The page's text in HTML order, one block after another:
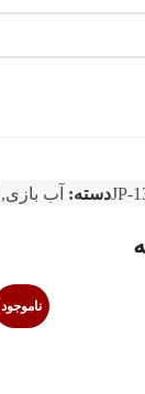
JP-دسته: آب بازی,
ناموجود